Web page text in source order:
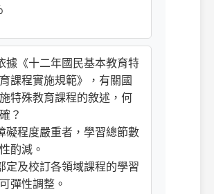
據《十二年國民基本教育特
課程實施規範》，有關國
特殊教育課程的敘述，何
？
礙程度嚴重者，學習總節數
酌減。
定及校訂各領域課程的學習
彈性調整。